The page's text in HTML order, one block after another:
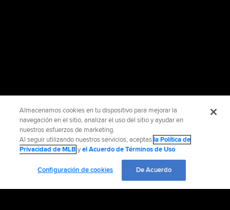
Almacenamos cookies en tu dispositivo para mejorar la
navegación en el sitio, analizar el uso del sitio y ayudar en
nuestros esfuerzos de marketing.
Al seguir utilizando nuestros servicios, aceptasla Política de
Privacidad de MLB yel Acuerdo de Términos de Uso.
Configuración de cookies De Acuerdo